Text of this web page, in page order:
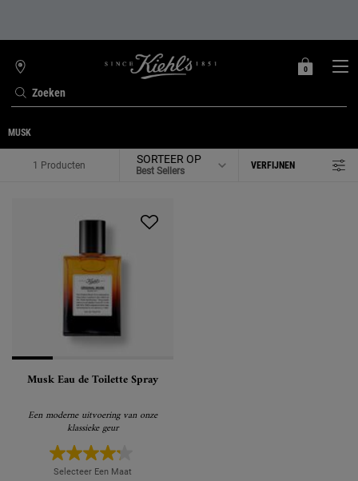
Zoeken
WINKELZOEKER
MIJN
0
0 PRODUCT
MUSK
1 Producten SORTEER OP VERFIJNEN
FILTERMENU
Musk Eau de Toilette Spray
Een moderne uitvoering van onze
klassieke geur
Selecteer Een Maat